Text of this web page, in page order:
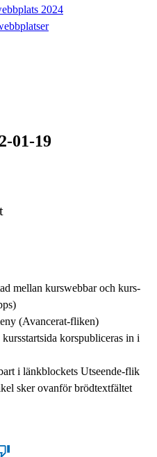
2024
01-19
mellan kurswebbar och kurs-
(Avancerat-fliken)
korspubliceras in i
i länkblockets Utseende-flik
sker ovanför brödtextfältet